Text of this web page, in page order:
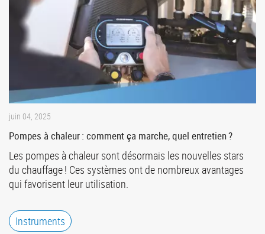
juin 04, 2025
Pompes à chaleur : comment ça marche, quel entretien ?
Les pompes à chaleur sont désormais les nouvelles stars
du chauffage ! Ces systèmes ont de nombreux avantages
qui favorisent leur utilisation.
Instruments